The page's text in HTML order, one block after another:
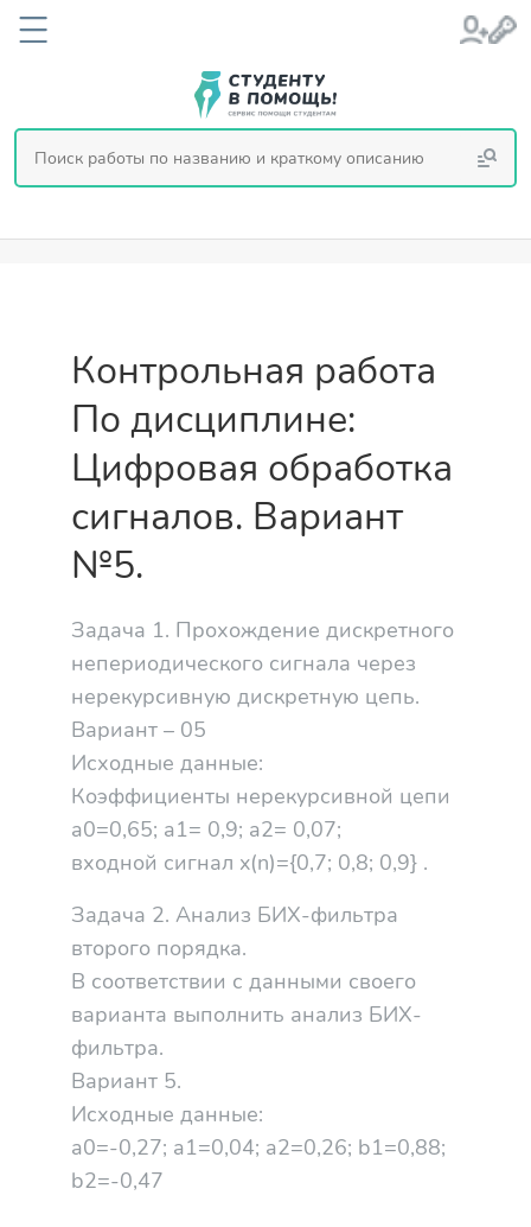
Контрольная работа
По дисциплине:
Цифровая обработка
сигналов. Вариант
№5.
Задача 1. Прохождение дискретного
непериодического сигнала через
нерекурсивную дискретную цепь.
Вариант – 05
Исходные данные:
Коэффициенты нерекурсивной цепи
a0=0,65; a1= 0,9; a2= 0,07;
входной сигнал x(n)={0,7; 0,8; 0,9} .
Задача 2. Анализ БИХ-фильтра
второго порядка.
В соответствии с данными своего
варианта выполнить анализ БИХ-
фильтра.
Вариант 5.
Исходные данные:
a0=-0,27; a1=0,04; a2=0,26; b1=0,88;
b2=-0,47